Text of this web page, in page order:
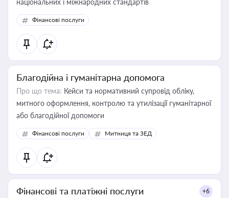
національних і міжнародних стандартів
Фінансові послуги
Благодійна і гуманітарна допомога
Про що тема: Кейси та нормативний супровід обліку,
митного оформлення, контролю та утилізації гуманітарної
або благодійної допомоги
Фінансові послуги Митниця та ЗЕД
Фінансові та платіжні послуги +6